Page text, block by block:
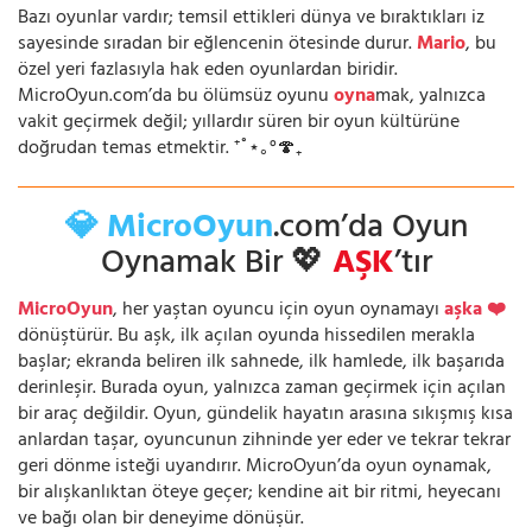
Bazı oyunlar vardır; temsil ettikleri dünya ve bıraktıkları iz
sayesinde sıradan bir eğlencenin ötesinde durur.Mario, bu
özel yeri fazlasıyla hak eden oyunlardan biridir.
MicroOyun.com’da bu ölümsüz oyunuoynamak, yalnızca
vakit geçirmek değil; yıllardır süren bir oyun kültürüne
doğrudan temas etmektir. ⁺˚⋆｡°🍄₊
💎 MicroOyun.com’da Oyun
Oynamak Bir 💖AŞK’tır
MicroOyun, her yaştan oyuncu için oyun oynamayıaşka ❤️
dönüştürür. Bu aşk, ilk açılan oyunda hissedilen merakla
başlar; ekranda beliren ilk sahnede, ilk hamlede, ilk başarıda
derinleşir. Burada oyun, yalnızca zaman geçirmek için açılan
bir araç değildir. Oyun, gündelik hayatın arasına sıkışmış kısa
anlardan taşar, oyuncunun zihninde yer eder ve tekrar tekrar
geri dönme isteği uyandırır. MicroOyun’da oyun oynamak,
bir alışkanlıktan öteye geçer; kendine ait bir ritmi, heyecanı